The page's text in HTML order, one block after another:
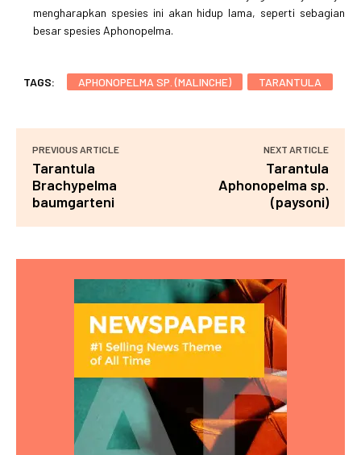
mengharapkan spesies ini akan hidup lama, seperti sebagian
besar spesies Aphonopelma.
TAGS: APHONOPELMA SP. (MALINCHE) TARANTULA
PREVIOUS ARTICLE
Tarantula
Brachypelma
baumgarteni
NEXT ARTICLE
Tarantula
Aphonopelma sp.
(paysoni)